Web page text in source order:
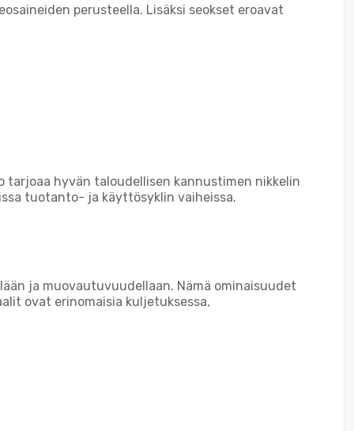
perusteella. Lisäksi seokset eroavat
tarjoaa hyvän taloudellisen kannustimen nikkelin
tuotanto- ja käyttösyklin vaiheissa.
ja muovautuvuudellaan. Nämä ominaisuudet
ovat erinomaisia kuljetuksessa,